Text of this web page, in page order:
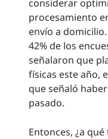
considerar
procesamiento
envío a
42% de los
señalaron que
físicas este año,
que señaló
pasado.
Entonces, ¿a